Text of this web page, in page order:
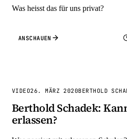
Was heisst das für uns privat?
ANSCHAUEN
VIDEO26. MÄRZ 2020BERTHOLD
Berthold Schadek:
erlassen?